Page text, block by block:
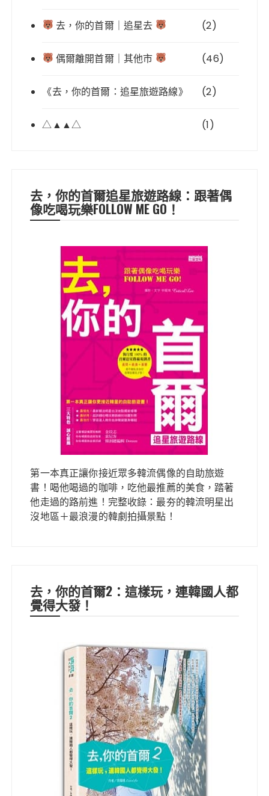
去，你的首爾｜追星去 (2)
偶爾離開首爾｜其他市 (46)
《去，你的首爾：追星旅遊路線》 (2)
△▲▲△ (1)
去，你的首爾追星旅遊路線：跟著偶
像吃喝玩樂FOLLOW ME GO！
第一本真正讓你接近眾多韓流偶像的自助旅遊
書！喝他喝過的咖啡，吃他最推薦的美食，踏著
他走過的路前進！完整收錄：最夯的韓流明星出
沒地區＋最浪漫的韓劇拍攝景點！
去，你的首爾2：這樣玩，連韓國人都
覺得大發！